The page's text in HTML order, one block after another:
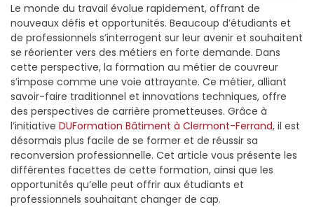
Le monde du travail évolue rapidement, offrant de
nouveaux défis et opportunités. Beaucoup d’étudiants et
de professionnels s’interrogent sur leur avenir et souhaitent
se réorienter vers des métiers en forte demande. Dans
cette perspective, la formation au métier de couvreur
s’impose comme une voie attrayante. Ce métier, alliant
savoir-faire traditionnel et innovations techniques, offre
des perspectives de carrière prometteuses. Grâce à
l’initiative DUFormation Bâtiment à Clermont-Ferrand, il est
désormais plus facile de se former et de réussir sa
reconversion professionnelle. Cet article vous présente les
différentes facettes de cette formation, ainsi que les
opportunités qu’elle peut offrir aux étudiants et
professionnels souhaitant changer de cap.